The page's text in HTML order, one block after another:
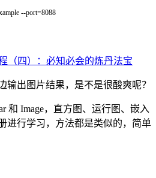
--port=8088
输出图片结果，是不是很酸爽呢？
和 Image，直方图、运行图、嵌入
进行学习，方法都是类似的，简单